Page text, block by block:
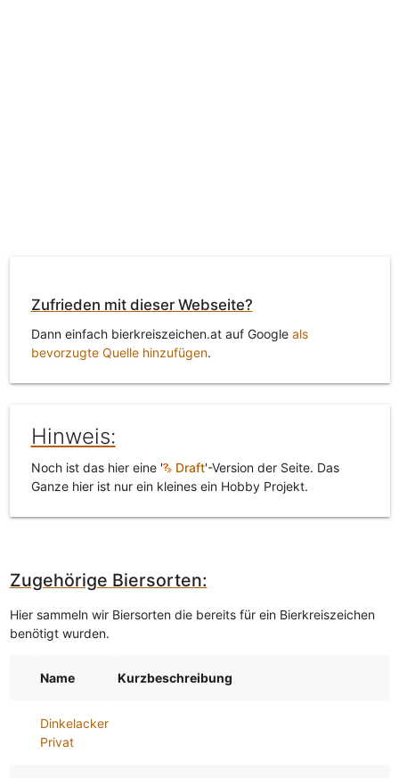
Zufrieden mit dieser Webseite?
Dann einfach bierkreiszeichen.at auf Google als
bevorzugte Quelle hinzufügen.
Hinweis:
Noch ist das hier eine ' Draft'-Version der Seite. Das
Ganze hier ist nur ein kleines ein Hobby Projekt.
Zugehörige Biersorten:
Hier sammeln wir Biersorten die bereits für ein Bierkreiszeichen
benötigt wurden.
Name Kurzbeschreibung
Dinkelacker
Privat